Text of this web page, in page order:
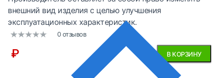
внешний вид изделия с целью улучшения
эксплуатационных характеристик.
0 отзывов
₽ В КОРЗИНУ